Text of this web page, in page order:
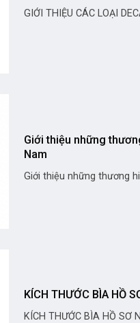
GIỚI THIỆU CÁC LOẠI
Giới thiệu những
Nam
Giới thiệu những thương
KÍCH THƯỚC BÌA HỒ
KÍCH THƯỚC BÌA HỒ SƠ